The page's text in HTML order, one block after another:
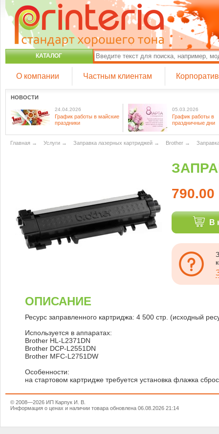
КАТАЛОГ
О компании Частным клиентам
НОВОСТИ
24.04.2026
График работы в майские
праздники
05.03.2026
График работы в
праздничные дни
Главная → Услуги → Заправка лазерных картриджей → Brother →
790.00
В
ОПИСАНИЕ
Ресурс заправленного картриджа: 4 500 стр. (исходный
Используется в аппаратах:
Brother HL-L2371DN
Brother DCP-L2551DN
Brother MFC-L2751DW
Особенности:
на стартовом картридже требуется установка флажка
© 2008—2026 ИП Карпук И. В.
Информация о ценах и наличии товара обновлена 06.08.2026 21:14